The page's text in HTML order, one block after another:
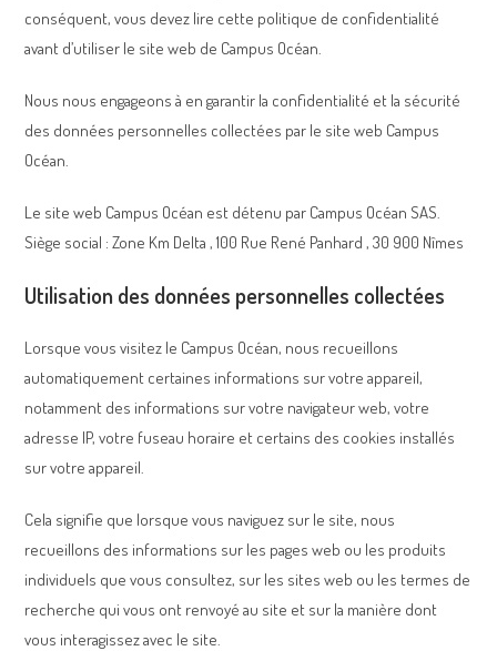
conséquent, vous devez lire cette politique de confidentialité
avant d’utiliser le site web de Campus Océan.
Nous nous engageons à en garantir la confidentialité et la sécurité
des données personnelles collectées par le site web Campus
Océan.
Le site web Campus Océan est détenu par Campus Océan SAS.
Siège social : Zone Km Delta , 100 Rue René Panhard , 30 900 Nîmes
Utilisation des données personnelles collectées
Lorsque vous visitez le Campus Océan, nous recueillons
automatiquement certaines informations sur votre appareil,
notamment des informations sur votre navigateur web, votre
adresse IP, votre fuseau horaire et certains des cookies installés
sur votre appareil.
Cela signifie que lorsque vous naviguez sur le site, nous
recueillons des informations sur les pages web ou les produits
individuels que vous consultez, sur les sites web ou les termes de
recherche qui vous ont renvoyé au site et sur la manière dont
vous interagissez avec le site.